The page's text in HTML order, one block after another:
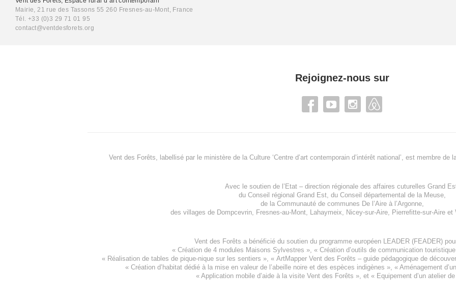
Mairie, 21 rue des Tassons 55 260 Fresnes-au-Mont, France
Tél. +33 (0)3 29 71 01 95
contact@ventdesforets.org
Rejoignez-nous sur
Vent des Forêts, labellisé par le ministère de la Culture ‘Centre d’art contemporain d’intérêt national’, est membre de
Avec le soutien de l’ Etat – direction régionale des affaires cuturelles Grand
du Conseil régional Grand Est, du Conseil départemental de la Meuse,
de la Communauté de communes De l’Aire à l’Argonne,
des villages de Dompcevrin, Fresnes-au-Mont, Lahaymeix, Nicey-sur-Aire, Pierrefitte-sur-Aireet
Vent des Forêts a bénéficié du soutien du programme européen LEADER (FEADER)
« Création de 4 modules Maisons Sylvestres », « Création d’outils de communication
« Réalisation de tables de pique-nique sur les sentiers », « ArtMapper Vent des Forêts – guide pédagogique de
« Création d’habitat dédié à la mise en valeur de l’abeille noire et des espèces indigènes », « Aménagement
« Application mobile d’aide à la visite Vent des Forêts », et « Equipement d’un atelier